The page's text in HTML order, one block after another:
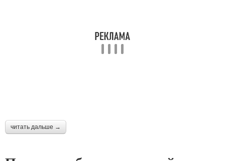
читать дальше →